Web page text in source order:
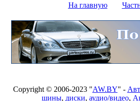
На главную
Copyright © 2006-2023 "AW.BY" -
шины, диски, аудио/видео,